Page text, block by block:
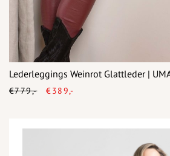
Lederleggings Weinrot Glattleder |
€779,- €389,-